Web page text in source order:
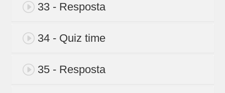
33 - Resposta
34 - Quiz time
35 - Resposta